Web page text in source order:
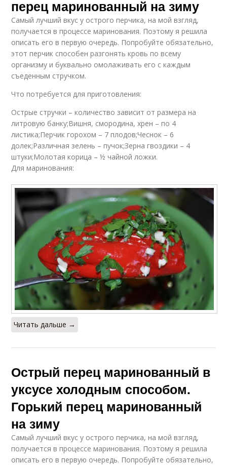
перец маринованный на зиму
Самый лучший вкус у острого перчика, на мой взгляд,
получается в процессе маринования. Поэтому я решила
описать его в первую очередь. Попробуйте обязательно,
этот перчик способен разгонять кровь по всему
организму и буквально омолаживать его с каждым
съеденным стручком.
Что потребуется для приготовления:
Острые стручки – количество зависит от размера на
литровую банку;Вишня, смородина, хрен – по 4
листика;Перчик горохом – 7 плодов;Чеснок – 6
долек;Различная зелень – пучок;Зерна гвоздики – 4
штуки;Молотая корица – ½ чайной ложки.
Для маринования:
Читать дальше →
Острый перец маринованный в
уксусе холодным способом.
Горький перец маринованный
на зиму
Самый лучший вкус у острого перчика, на мой взгляд,
получается в процессе маринования. Поэтому я решила
описать его в первую очередь. Попробуйте обязательно,